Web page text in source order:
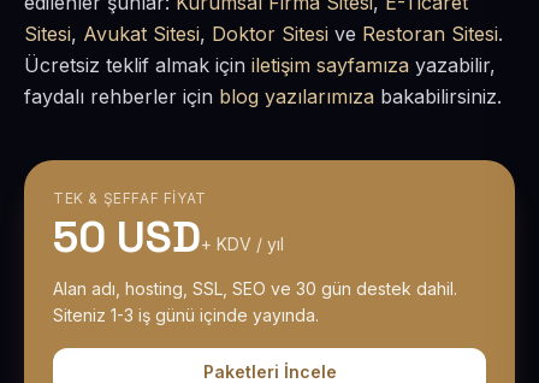
Sitesi, Avukat Sitesi, Doktor Sitesi ve Restoran Sitesi.
Ücretsiz teklif almak için iletişim sayfamıza yazabilir,
faydalı rehberler için blog yazılarımıza bakabilirsiniz.
TEK & ŞEFFAF FIYAT
50 USD+ KDV / yıl
Alan adı, hosting, SSL, SEO ve 30 gün destek dahil.
Siteniz 1-3 iş günü içinde yayında.
Paketleri İncele